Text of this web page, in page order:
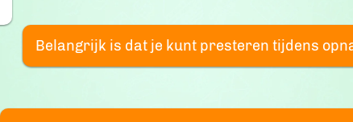
Belangrijk is dat je kunt presteren tijdens